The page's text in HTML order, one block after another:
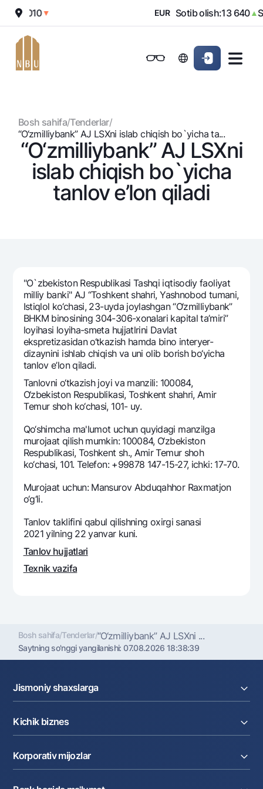
Shaxsiy kabinet
Jismoniy shaxslarga
Kreditlar
Ipoteka
Avtokredit
Omonatlar
Hamma uchun
Hamma uchun USD uchun
Talab qilib olinguncha USD
Oltin omonat
NBU’dan oltin quymalar
Kumush omonat
UzCard/HUMO
Visa
Visa FIFA
Mastercard
Ish haqi
Garmin pay
Eskrou hisobvarag‘i
Tariflar
Aksiyalar
Milliy mobil ilovasi
Ko'p beriladigan savollar
Sayt bo‘yicha qidiring
Qidirish
Foydali havolalar
Ko'p beriladigan savollar
Matbuot markazi
Ofis va bankomatlar
Shaxsiy ma'lumotlarni qayta ishlashga rozilik berish
12 010▼ EUR Sotib olish:13 640▲
Ovozni yoqishShaxsiy kabinet
Bosh sahifa/Tenderlar/
“O‘zmilliybank” AJ LSXni islab chiqish bo`yicha ta...
“O‘zmilliybank” AJ LSXni
islab chiqish bo`yicha
tanlov e’lon qiladi
"O`zbekiston Respublikasi Tashqi iqtisodiy faoliyat
milliy banki" AJ “Toshkеnt shahri, Yashnobod tumani,
Istiqlol ko‘chasi, 23-uyda joylashgan “O‘zmilliybank”
BHKM binosining 304-306-xonalari kapital ta’miri”
loyihasi loyiha-smеta hujjatlrini Davlat
eksprеtizasidan o‘tkazish hamda bino intеryer-
dizaynini ishlab chiqish va uni olib borish bo‘yicha
tanlov e’lon qiladi.
Tanlovni o‘tkazish joyi va manzili: 100084,
O‘zbekiston Respublikasi, Toshkent shahri, Amir
Tеmur shoh ko‘chasi, 101- uy.
Qo‘shimcha ma'lumot uchun quyidagi manzilga
murojaat qilish mumkin: 100084, O‘zbekiston
Respublikasi, Toshkent sh., Amir Temur shoh
ko‘chasi, 101. Telefon: +99878 147-15-27, ichki: 17-70.
Murojaat uchun: Mansurov Abduqahhor Raxmatjon
o‘g‘li.
Tanlov taklifini qabul qilishning oxirgi sanasi
2021 yilning 22 yanvar kuni.
Tanlov hujjatlari
Texnik vazifa
Bosh sahifa/Tenderlar/“O‘zmilliybank” AJ LSXni ...
Saytning so'nggi yangilanishi:07.08.2026 18:38:39
Jismoniy shaxslarga
Omonatlar
Kartalar
Pul oʻtkazmalari
Valyutalar kursi
Tariflar
Aksiyalar
Kichik biznes
Kreditlar
Ekvayring
Depozitlar
Korporativ mijozlar